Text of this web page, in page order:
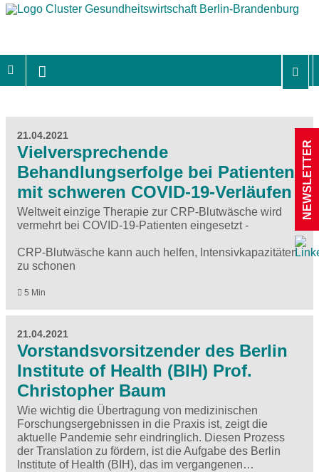
21.04.2021
Vielversprechende
Behandlungserfolge bei Patienten
mit schweren COVID-19-Verläufen
Weltweit einzige Therapie zur CRP-Blutwäsche wird
vermehrt bei COVID-19-Patienten eingesetzt -
CRP-Blutwäsche kann auch helfen, Intensivkapazitäten
zu schonen
5 Min
21.04.2021
Vorstandsvorsitzender des Berlin
Institute of Health (BIH) Prof.
Christopher Baum
Wie wichtig die Übertragung von medizinischen
Forschungsergebnissen in die Praxis ist, zeigt die
aktuelle Pandemie sehr eindringlich. Diesen Prozess
der Translation zu fördern, ist die Aufgabe des Berlin
Institute of Health (BIH), das im vergangenen…
NEWSLETTER